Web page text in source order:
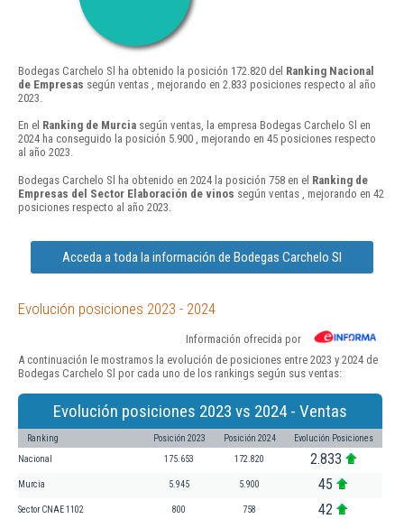
Bodegas Carchelo Sl ha obtenido la posición 172.820 del Ranking Nacional
de Empresas según ventas , mejorando en 2.833 posiciones respecto al año
2023.
En el Ranking de Murcia según ventas, la empresa Bodegas Carchelo Sl en
2024 ha conseguido la posición 5.900 , mejorando en 45 posiciones respecto
al año 2023.
Bodegas Carchelo Sl ha obtenido en 2024 la posición 758 en el Ranking de
Empresas del Sector Elaboración de vinos según ventas , mejorando en 42
posiciones respecto al año 2023.
Acceda a toda la información de Bodegas Carchelo Sl
Evolución posiciones 2023 - 2024
Información ofrecida por
A continuación le mostramos la evolución de posiciones entre 2023 y 2024 de
Bodegas Carchelo Sl por cada uno de los rankings según sus ventas:
Evolución posiciones 2023 vs 2024 - Ventas
Ranking Posición 2023 Posición 2024 Evolución Posiciones
Nacional 175.653 172.820 2.833
Murcia 5.945 5.900 45
Sector CNAE 1102 800 758 42